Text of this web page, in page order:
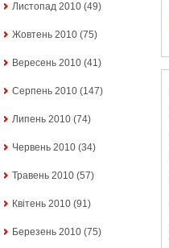
Листопад 2010 (49)
Жовтень 2010 (75)
Вересень 2010 (41)
Серпень 2010 (147)
Липень 2010 (74)
Червень 2010 (34)
Травень 2010 (57)
Квітень 2010 (91)
Березень 2010 (75)